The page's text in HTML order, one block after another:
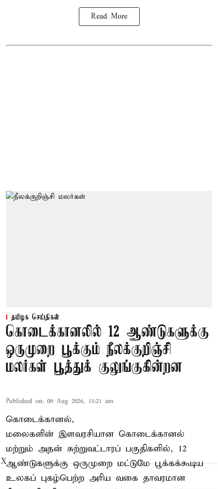
Read More
தமிழக செய்திகள்
கொடைக்கானலில் 12 ஆண்டுகளுக்கு
ஒருமுறை பூக்கும் நீலக்குறிஞ்சி
மலர்கள் பூத்துக் குலுங்குகின்றன
Published on: 09 Aug 2026, 11:21 am
கொடைக்கானல்,
மலைகளின் இளவரசியான கொடைக்கானல்
மற்றும் அதன் சுற்றுவட்டாரப் பகுதிகளில், 12
ஆண்டுகளுக்கு ஒருமுறை மட்டுமே பூக்கக்கூடிய
உலகப் புகழ்பெற்ற அரிய வகை தாவரமான
X